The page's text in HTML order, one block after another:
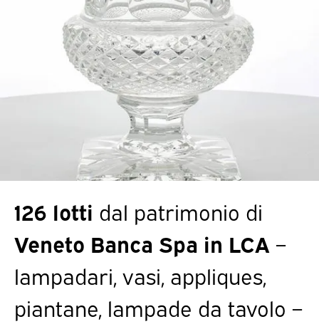
126 lotti dal patrimonio di
Veneto Banca Spa in LCA –
lampadari, vasi, appliques,
piantane, lampade da tavolo –